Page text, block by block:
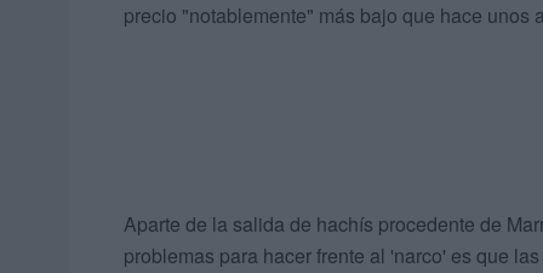
precio "notablemente" más bajo que hace unos
Aparte de la salida de hachís procedente de
problemas para hacer frente al 'narco' es que